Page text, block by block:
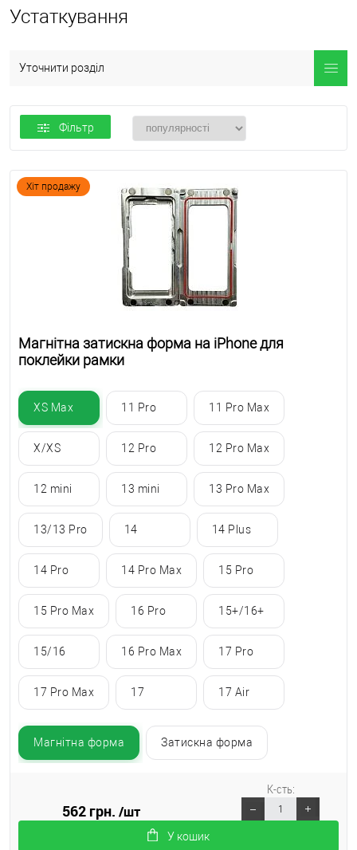
Устаткування
Уточнити розділ
Фільтр
Хіт продажу
Магнітна затискна форма на iPhone для
поклейки рамки
XS Max 11 Pro 11 Pro Max
X/XS 12 Pro 12 Pro Max
12 mini 13 mini 13 Pro Max
13/13 Pro 14 14 Plus
14 Pro 14 Pro Max 15 Pro
15 Pro Max 16 Pro 15+/16+
15/16 16 Pro Max 17 Pro
17 Pro Max 17 17 Air
Магнітна форма Затискна форма
562 грн./шт
У кошик
К-сть: